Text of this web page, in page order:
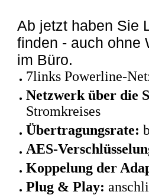
Ab jetzt haben Sie
finden - auch ohne
im Büro.
7links Powerline-
Netzwerk über die
Stromkreises
Übertragungsrate:
AES-
Koppelung der
Plug & Play: